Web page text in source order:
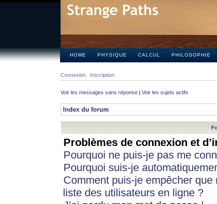
HOME PHYSIQUE CALCUL PHILOSOPHIE
Connexion Inscription
Voir les messages sans réponse | Voir les sujets actifs
Index du forum
Problèmes de connexion et
Pourquoi ne puis-je pas me
Pourquoi suis-je
Comment puis-je empêcher
liste des utilisateurs en ligne ?